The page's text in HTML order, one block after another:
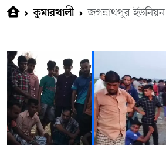
কুমারখালী জগন্নাথপুর ইউনিয়ন